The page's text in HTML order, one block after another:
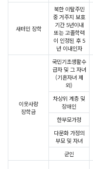
새터민 장학
북한 이탈주민
중 거주지 보호
기간 5년이내
또는 고졸학력
이 인정된 후 5
년 이내인자
이웃사랑
장학금
국민기초생활수
급자 및 그 자녀
(기혼자녀 제
외)
차상위 계층 및
장애인
한부모가정
다문화 가정의
부모 및 자녀
군인